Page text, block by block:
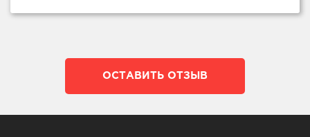
ОСТАВИТЬ ОТЗЫВ